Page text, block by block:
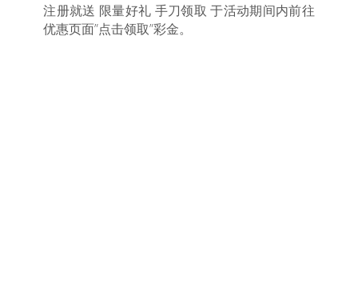
注册就送 限量好礼 手刀领取 于活动期间内前往
优惠页面”点击领取”彩金。